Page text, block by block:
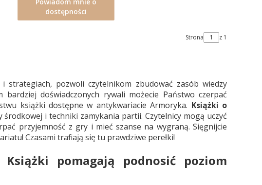
dostępności
Strona z 1
strategiach, pozwoli czytelnikom zbudować zasób wiedzy
doświadczonych rywali możecie Państwo czerpać
książki dostępne w antykwariacie Armoryka. Książki o
i techniki zamykania partii. Czytelnicy mogą uczyć
przyjemność z gry i mieć szanse na wygraną. Sięgnijcie
Czasami trafiają się tu prawdziwe perełki!
pomagają podnosić poziom